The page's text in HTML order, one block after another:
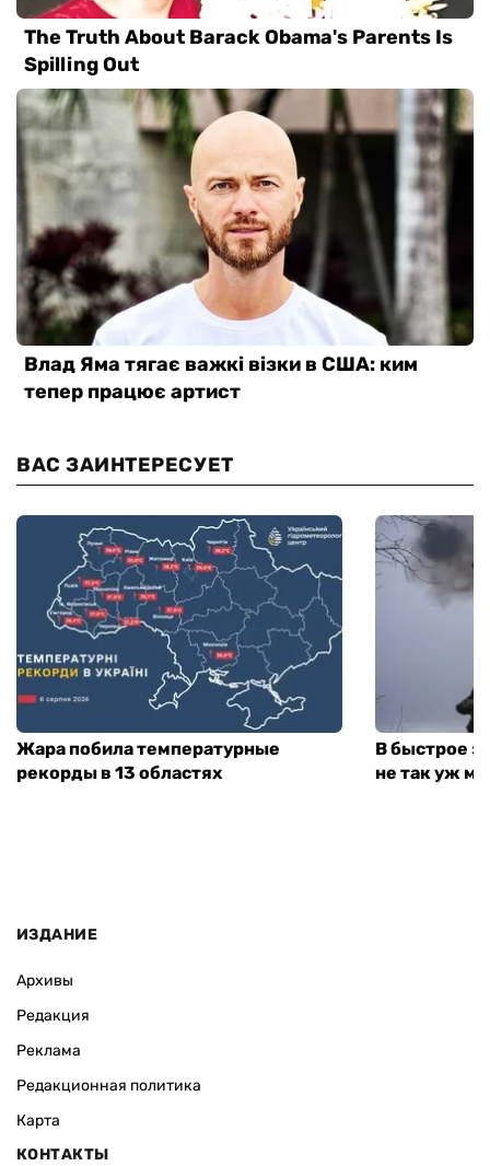
ВАС ЗАИНТЕРЕСУЕТ
Жара побила температурные
рекорды в 13 областях
В быстрое
не так уж
ИЗДАНИЕ
Архивы
Редакция
Реклама
Редакционная политика
Карта
КОНТАКТЫ